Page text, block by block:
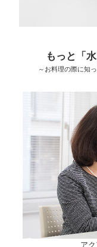
もっと「
～お料理の際に知
ア